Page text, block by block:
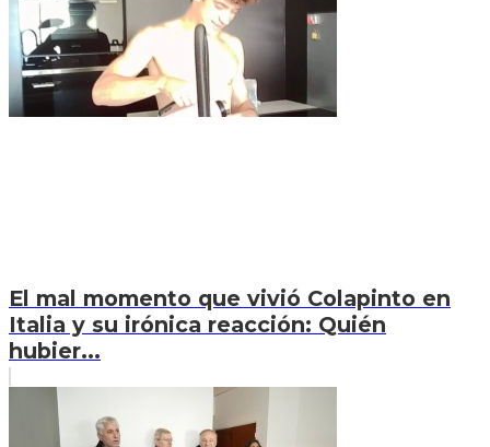
El mal momento que vivió Colapinto en
Italia y su irónica reacción: Quién
hubier...